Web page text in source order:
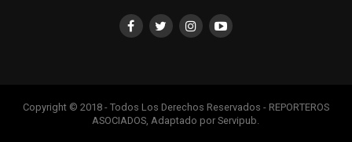
Copyright © 2018 - Todos Los Derechos Reservados - REPORTEROS
ASOCIADOS, Adaptado por Servipub.